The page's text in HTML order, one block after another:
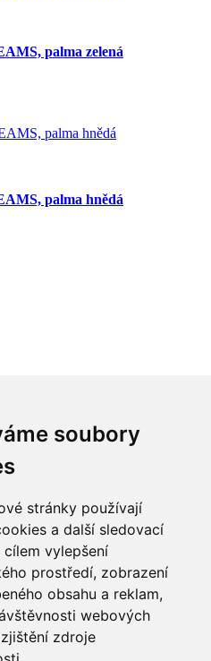
soubory
stránky používají
a další sledovací
cílem vylepšení
prostředí, zobrazení
obsahu a reklam,
webových
zdroje
palma zelená
palma hnědá